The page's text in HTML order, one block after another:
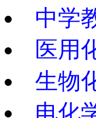
中学
医用
生物
电化